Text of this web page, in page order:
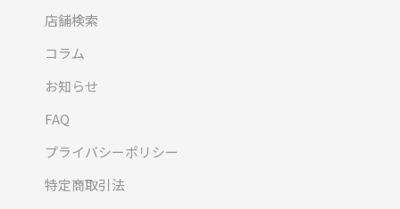
店舗検索
コラム
お知らせ
FAQ
プライバシーポリシー
特定商取引法